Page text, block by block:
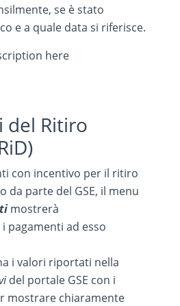
se è stato
e a quale data si riferisce.
del Ritiro
con incentivo per il ritiro
da parte del GSE, il menu
mostrerà
pagamenti ad esso
i valori riportati nella
del portale GSE con i
mostrare chiaramente